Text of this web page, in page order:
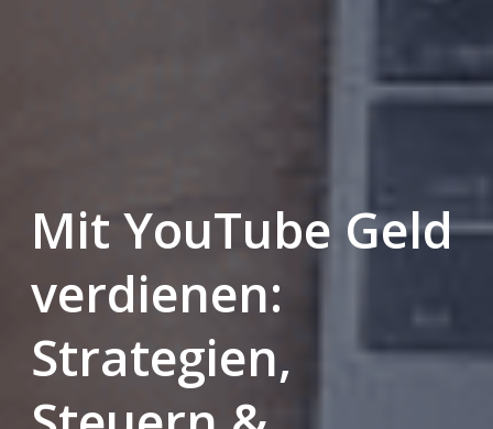
Mit YouTube Geld
verdienen:
Strategien,